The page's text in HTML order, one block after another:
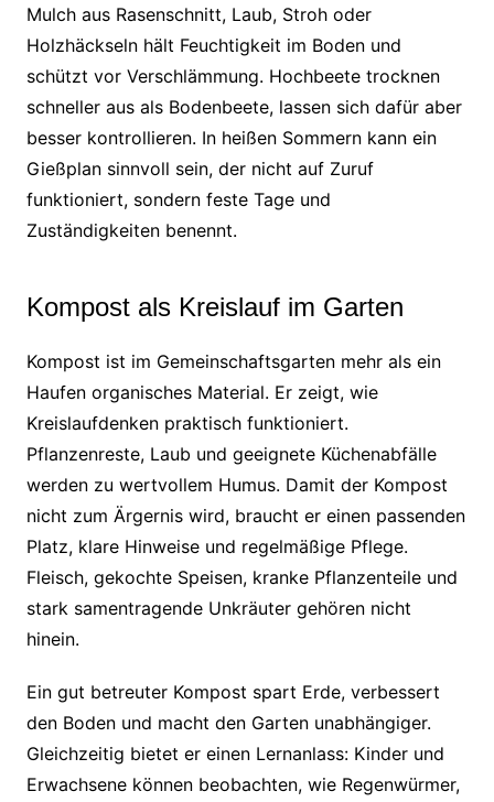
Mulch aus Rasenschnitt, Laub, Stroh oder
Holzhäckseln hält Feuchtigkeit im Boden und
schützt vor Verschlämmung. Hochbeete trocknen
schneller aus als Bodenbeete, lassen sich dafür aber
besser kontrollieren. In heißen Sommern kann ein
Gießplan sinnvoll sein, der nicht auf Zuruf
funktioniert, sondern feste Tage und
Zuständigkeiten benennt.
Kompost als Kreislauf im Garten
Kompost ist im Gemeinschaftsgarten mehr als ein
Haufen organisches Material. Er zeigt, wie
Kreislaufdenken praktisch funktioniert.
Pflanzenreste, Laub und geeignete Küchenabfälle
werden zu wertvollem Humus. Damit der Kompost
nicht zum Ärgernis wird, braucht er einen passenden
Platz, klare Hinweise und regelmäßige Pflege.
Fleisch, gekochte Speisen, kranke Pflanzenteile und
stark samentragende Unkräuter gehören nicht
hinein.
Ein gut betreuter Kompost spart Erde, verbessert
den Boden und macht den Garten unabhängiger.
Gleichzeitig bietet er einen Lernanlass: Kinder und
Erwachsene können beobachten, wie Regenwürmer,